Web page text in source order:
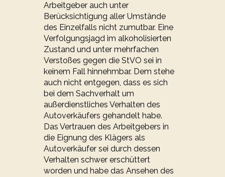
Arbeitgeber auch unter
Berücksichtigung aller Umstände
des Einzelfalls nicht zumutbar. Eine
Verfolgungsjagd im alkoholisierten
Zustand und unter mehrfachen
Verstoßes gegen die StVO sei in
keinem Fall hinnehmbar. Dem stehe
auch nicht entgegen, dass es sich
bei dem Sachverhalt um
außerdienstliches Verhalten des
Autoverkäufers gehandelt habe.
Das Vertrauen des Arbeitgebers in
die Eignung des Klägers als
Autoverkäufer sei durch dessen
Verhalten schwer erschüttert
worden und habe das Ansehen des